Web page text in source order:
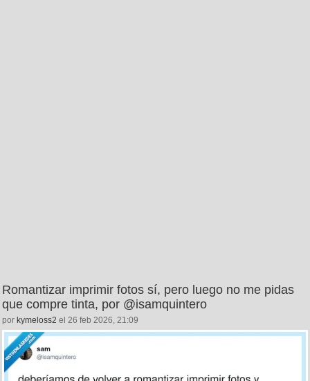
Romantizar imprimir fotos sí, pero luego no me pidas
que compre tinta, por @isamquintero
por kymeloss2 el 26 feb 2026, 21:09